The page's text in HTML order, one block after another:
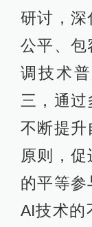
研讨，深
公平、包
调技术
三，通
不断提升
原则，
的平等
AI技术的